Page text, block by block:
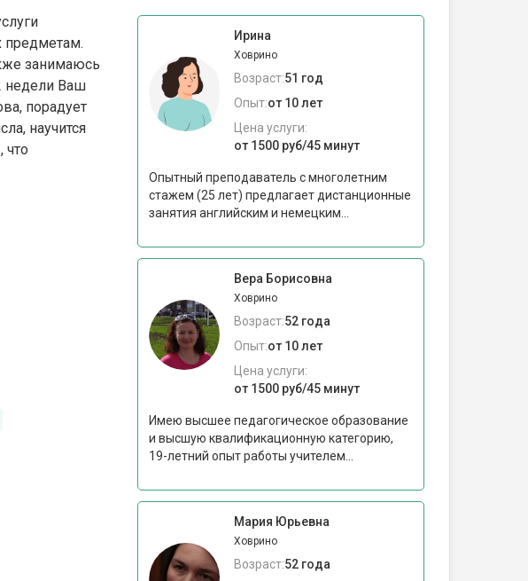
предметам.
занимаюсь
недели Ваш
порадует
научится
что
Ирина
Ховрино
Возраст:51 год
Опыт:от 10 лет
Цена услуги:
от 1500 руб/45 минут
Опытный преподаватель с многолетним
стажем (25 лет) предлагает дистанционные
занятия английским и немецким...
Вера Борисовна
Ховрино
Возраст:52 года
Опыт:от 10 лет
Цена услуги:
от 1500 руб/45 минут
Имею высшее педагогическое образование
и высшую квалификационную категорию,
19-летний опыт работы учителем...
Мария Юрьевна
Ховрино
Возраст:52 года